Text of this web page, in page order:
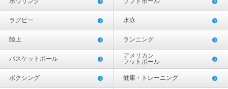
ラグビー 水泳
陸上 ランニング
バスケットボール
アメリカン
フットボール
ボクシング 健康・トレーニング